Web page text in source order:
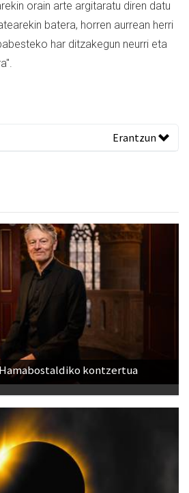
orain arte argitaratu diren datu
batera, horren aurrean herri
har ditzakegun neurri eta
Erantzun
kontzertua